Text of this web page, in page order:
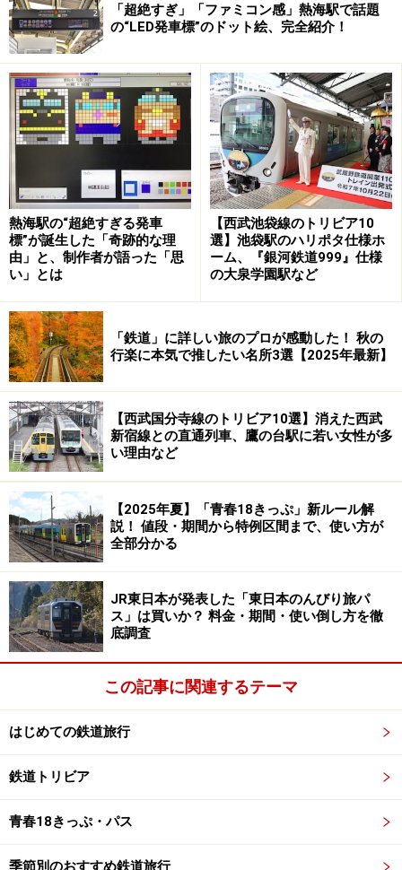
「超絶すぎ」「ファミコン感」熱海駅で話題
の“LED発車標”のドット絵、完全紹介！
熱海駅の“超絶すぎる発車
標”が誕生した「奇跡的な理
由」と、制作者が語った「思
い」とは
【西武池袋線のトリビア10
選】池袋駅のハリポタ仕様ホ
ーム、『銀河鉄道999』仕様
の大泉学園駅など
「鉄道」に詳しい旅のプロが感動した！ 秋の
行楽に本気で推したい名所3選【2025年最新】
【西武国分寺線のトリビア10選】消えた西武
新宿線との直通列車、鷹の台駅に若い女性が多
い理由など
【2025年夏】「青春18きっぷ」新ルール解
説！ 値段・期間から特例区間まで、使い方が
全部分かる
JR東日本が発表した「東日本のんびり旅パ
ス」は買いか？ 料金・期間・使い倒し方を徹
底調査
この記事に関連するテーマ
はじめての鉄道旅行
鉄道トリビア
青春18きっぷ・パス
季節別のおすすめ鉄道旅行